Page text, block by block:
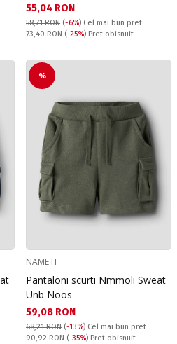
Текуща цена:
55,04 RON
58,71 RON (-6%) Cel mai bun pret
Pret obisnuit:
73,40 RON (-25%) Pret obisnuit
%
NAME IT
Pantaloni scurti Nmmoli Sweat
Unb Noos
Текуща цена:
59,08 RON
68,21 RON (-13%) Cel mai bun pret
Pret obisnuit:
90,92 RON (-35%) Pret obisnuit